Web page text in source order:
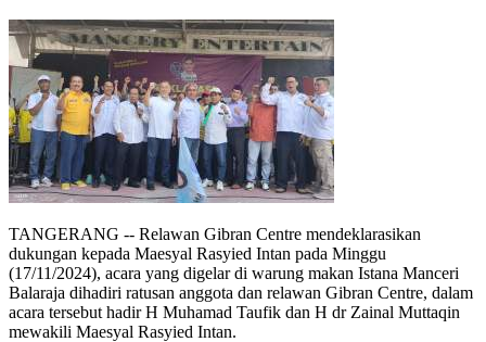
TANGERANG -- Relawan Gibran Centre mendeklarasikan
dukungan kepada Maesyal Rasyied Intan pada Minggu
(17/11/2024), acara yang digelar di warung makan Istana Manceri
Balaraja dihadiri ratusan anggota dan relawan Gibran Centre, dalam
acara tersebut hadir H Muhamad Taufik dan H dr Zainal Muttaqin
mewakili Maesyal Rasyied Intan.